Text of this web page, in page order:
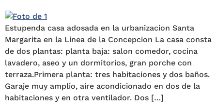
Estupenda casa adosada en la urbanizacion Santa
Margarita en la Linea de la Concepcion La casa consta
de dos plantas: planta baja: salon comedor, cocina
lavadero, aseo y un dormitorios, gran porche con
terraza.Primera planta: tres habitaciones y dos baños.
Garaje muy amplio, aire acondicionado en dos de la
habitaciones y en otra ventilador. Dos […]